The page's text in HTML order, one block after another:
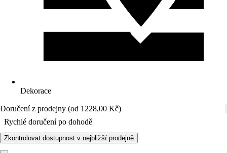
Dekorace
Doručení z prodejny (od 1228,00 Kč)
Rychlé doručení po dohodě
Zkontrolovat dostupnost v nejbližší prodejně